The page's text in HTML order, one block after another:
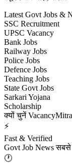
Latest Govt Jobs &
SSC Recruitment
UPSC Vacancy
Bank Jobs
Railway Jobs
Police Jobs
Defence Jobs
Teaching Jobs
State Govt Jobs
Sarkari Yojana
Scholarship
क्यों चुनें
⚡
Fast & Verified
Govt Job News
🕐